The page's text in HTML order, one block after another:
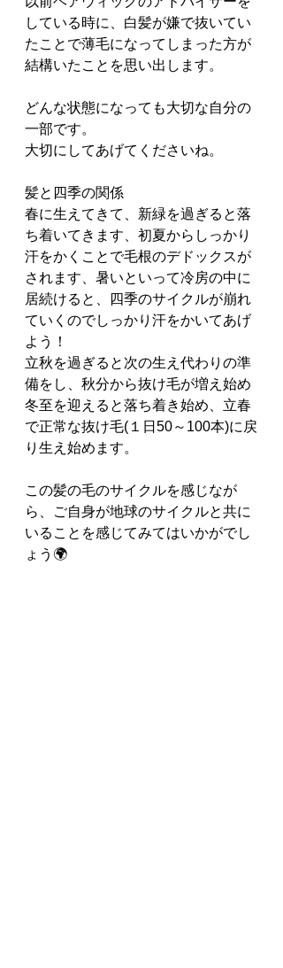
している時に、白髪が嫌で抜いてい
たことで薄毛になってしまった方が
結構いたことを思い出します。
どんな状態になっても大切な自分の
一部です。
大切にしてあげてくださいね。
髪と四季の関係
春に生えてきて、新緑を過ぎると落
ち着いてきます、初夏からしっかり
汗をかくことで毛根のデドックスが
されます、暑いといって冷房の中に
居続けると、四季のサイクルが崩れ
ていくのでしっかり汗をかいてあげ
よう！
立秋を過ぎると次の生え代わりの準
備をし、秋分から抜け毛が増え始め
冬至を迎えると落ち着き始め、立春
で正常な抜け毛(１日50～100本)に戻
り生え始めます。
この髪の毛のサイクルを感じなが
ら、ご自身が地球のサイクルと共に
いることを感じてみてはいかがでし
ょう🌍️